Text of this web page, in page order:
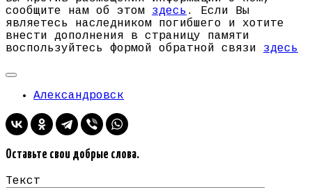
сообщите нам об этом здесь . Если Вы
являетесь наследником погибшего и хотите
внести дополнения в страницу памяти
воспользуйтесь формой обратной связи здесь
Александровск
Оставьте свои добрые слова.
Текст